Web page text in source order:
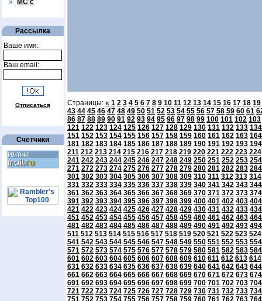
»
МС'с
Рассылка
Ваше имя:
Ваш email:
Отписаться
Счетчики
Страницы: « 1 2 3 4 5 6 7 8 9 10 11 12 13 14 15 16 17 18 19
43 44 45 46 47 48 49 50 51 52 53 54 55 56 57 58 59 60 61
86 87 88 89 90 91 92 93 94 95 96 97 98 99 100 101 102 103
121 122 123 124 125 126 127 128 129 130 131 132 133 134
151 152 153 154 155 156 157 158 159 160 161 162 163 164
181 182 183 184 185 186 187 188 189 190 191 192 193 194
211 212 213 214 215 216 217 218 219 220 221 222 223 224
241 242 243 244 245 246 247 248 249 250 251 252 253 254
271 272 273 274 275 276 277 278 279 280 281 282 283 284
301 302 303 304 305 306 307 308 309 310 311 312 313 314
331 332 333 334 335 336 337 338 339 340 341 342 343 344
361 362 363 364 365 366 367 368 369 370 371 372 373 374
391 392 393 394 395 396 397 398 399 400 401 402 403 404
421 422 423 424 425 426 427 428 429 430 431 432 433 434
451 452 453 454 455 456 457 458 459 460 461 462 463 464
481 482 483 484 485 486 487 488 489 490 491 492 493 494
511 512 513 514 515 516 517 518 519 520 521 522 523 524
541 542 543 544 545 546 547 548 549 550 551 552 553 554
571 572 573 574 575 576 577 578 579 580 581 582 583 584
601 602 603 604 605 606 607 608 609 610 611 612 613 614
631 632 633 634 635 636 637 638 639 640 641 642 643 644
661 662 663 664 665 666 667 668 669 670 671 672 673 674
691 692 693 694 695 696 697 698 699 700 701 702 703 704
721 722 723 724 725 726 727 728 729 730 731 732 733 734
751 752 753 754 755 756 757 758 759 760 761 762 763 764